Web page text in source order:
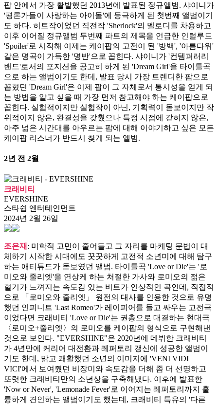
팝 안에서 가장 활발했던 2013년에 발표된 정규앨범. 샤이니가
'평론가들이 사랑하는 아이돌'에 등극하게 된 첫번째 앨범이기
도 하다. 히트작이었던 직전작 'Sherlock'의 멜로디를 차용하고
이후 이어질 정규앨범 두번째 파트의 제목을 언급한 인털루드
'Spoiler'로 시작해 이제는 케이팝의 고전이 된 '방백', '아름다워'
같은 명곡이 가득한 '명반'으로 꼽힌다. 샤이니가 '컨템퍼러리
밴드'로서의 포지션을 공고히 하게 된 'Dream Girl'을 타이틀곡
으로 하는 앨범이기도 한데, 발표 당시 가장 트렌디한 팝으로
꼽혔던 'Dream Girl'은 이제 팝이 그 자체로서 통시성을 얻게 되
는 방법을 알고 싶을 때 가장 먼저 참고해야 하는 케이팝으로
꼽힌다. 실험적이지만 실험작이 아닌, 기획력이 돋보이지만 작
위적이지 않은, 완결성을 갖췄으나 특정 시점에 갇히지 않은,
아주 넓은 시간대를 아우르는 팝에 대해 이야기하고 싶은 모든
케이팝 리스너가 반드시 찾게 되는 앨범.
2년 전 2월
크래비티
EVERSHINE
스타쉽 엔터테인먼트
2024년 2월 26일
조은재 : 미학적 고민이 줄어들고 그 자리를 마케팅 문법이 대
체하기 시작한 시대에도 꿋꿋하게 고전적 소년미에 대해 탐구
하는 애티튜드가 돋보였던 앨범. 타이틀곡 'Love or Die'는 '로
미오와 줄리엣'을 연상케 하는 처절한 가사와 로미오의 젊은
혈기가 느껴지는 속도감 있는 비트가 인상적인 곡인데, 직접적
으로 「로미오와 줄리엣」 원전의 대사를 인용한 것으로 유명
했던 인피니트 'Last Romeo'가 레이피어를 들고 싸우는 고전극
이었다면 크래비티 'Love or Die'는 권총으로 대결하는 현대극
〈로미오+줄리엣〉의 로미오를 케이팝의 형식으로 구현해낸
것으로 보인다. "EVERSHINE"은 2020년에 데뷔한 크래비티
가 4년만에 커리어 대전환과 레퍼토리 갱신에 성공한 앨범이
기도 한데, 맑고 쾌활했던 소년의 이미지에 'VENI VIDI
VICI'에서 보여줬던 비장미와 속도감을 더해 좀 더 선명하고
또렷한 크래비티만의 소년상을 구축해냈다. 이후에 발표한
'Now or Never', 'Lemonade Fever'로 이어지는 레퍼토리까지 훌
륭하게 견인하는 앨범이기도 했는데, 크래비티 특유의 '다른